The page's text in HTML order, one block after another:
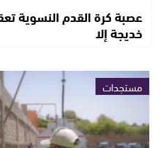
عصبة كرة القدم النسوية
خديجة إلا
مستجدات